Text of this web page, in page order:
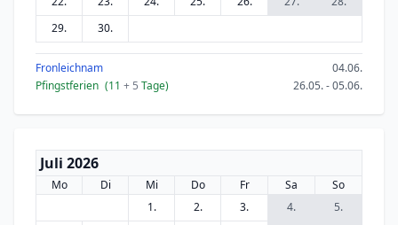
29.
30.
Fronleichnam
04.06.
Pfingstferien (11 + 5 Tage) 26.05. - 05.06.
Juli 2026
Mo Di Mi Do Fr Sa
So
1.
2. 3. 4.
5.